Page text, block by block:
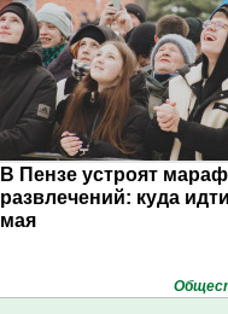
В Пензе устроят
развлечений: куда
мая